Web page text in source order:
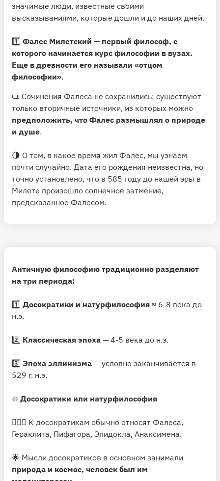
значимые люди, известные своими
высказываниями, которые дошли и до наших дней.
1️⃣ Фалес Милетский — первый философ, с
которого начинается курс философии в вузах.
Еще в древности его называли «отцом
философии».
📜 Сочинения Фалеса не сохранились: существуют
только вторичные источники, из которых можно
предположить, что Фалес размышлял о природе
и душе.
🌗 О том, в какое время жил Фалес, мы узнаем
почти случайно. Дата его рождения неизвестна, но
точно установлено, что в 585 году до нашей эры в
Милете произошло солнечное затмение,
предсказанное Фалесом.
Античную философию традиционно разделяют
на три периода:
1️⃣ Досократики и натурфилософия ≈ 6-8 века до
н.э.
2️⃣ Классическая эпоха — 4-5 века до н.э.
3️⃣ Эпоха эллинизма — условно заканчивается в
529 г. н.э.
❇️ Досократики или натурфилософия
💁🏻‍♂️ К досократикам обычно относят Фалеса,
Гераклита, Пифагора, Эпидокла, Анаксимена.
🌟 Мысли досократиков в основном занимали
природа и космос, человек был им